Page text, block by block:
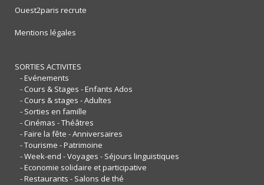
Ouest2paris recrute
Mentions légales
SORTIES ACTIVITES
- Evénements
- Cours & Stages - Enfants Ados
- Cours & stages - Adultes
- Sorties en famille
- Cinémas - Théâtres
- Faire la fête - Anniversaires
- Tourisme - Patrimoine
- Week-end - Voyages - Séjours linguistiques
- Economie solidaire et participative
- Restaurants - Salons de thé